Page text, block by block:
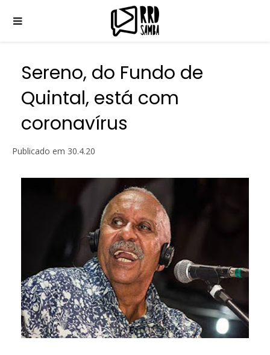
Sereno, do Fundo de
Quintal, está com
coronavírus
Publicado em 30.4.20